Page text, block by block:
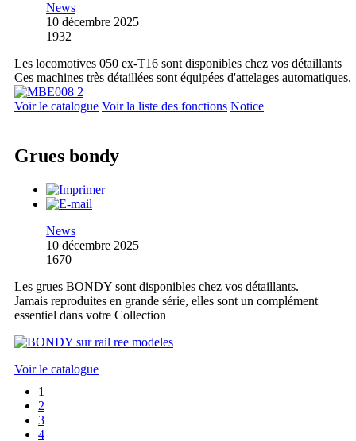
News
10 décembre 2025
1932
Les locomotives 050 ex-T16 sont disponibles chez vos détaillants
Ces machines très détaillées sont équipées d'attelages automatiques.
Voir le catalogue Voir la liste des fonctions Notice
Grues bondy
News
10 décembre 2025
1670
Les grues BONDY sont disponibles chez vos détaillants.
Jamais reproduites en grande série, elles sont un complément
essentiel dans votre Collection
Voir le catalogue
1
2
3
4